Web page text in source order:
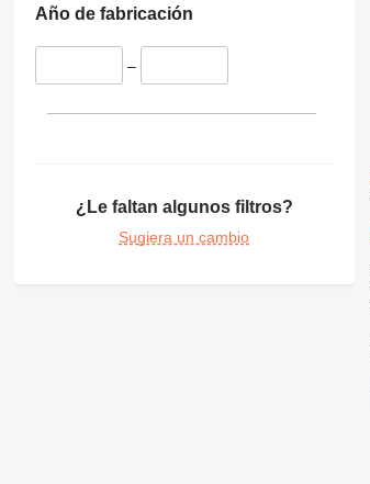
Año de fabricación
–
¿Le faltan algunos filtros?
Sugiera un cambio